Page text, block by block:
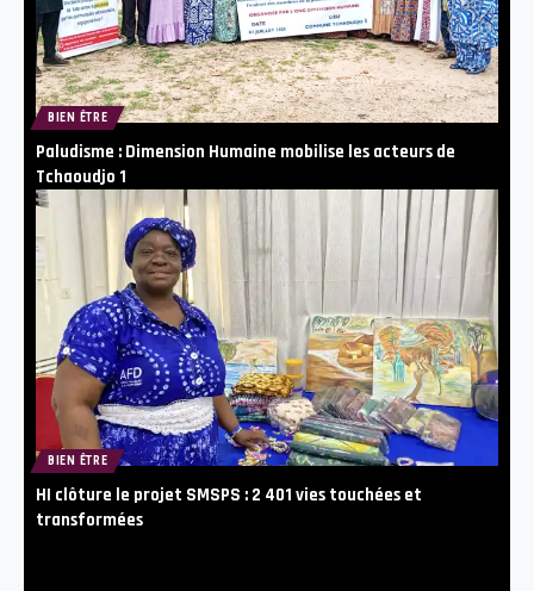
BIEN ÊTRE
Paludisme : Dimension Humaine mobilise les acteurs de
Tchaoudjo 1
BIEN ÊTRE
HI clôture le projet SMSPS : 2 401 vies touchées et
transformées